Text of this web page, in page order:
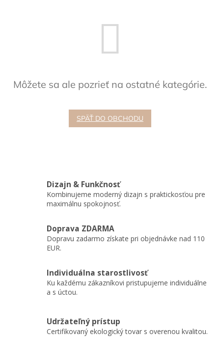
Hračky
Môžete sa ale pozrieť na ostatné kategórie.
SPÄŤ DO OBCHODU
Dizajn & Funkčnosť
Kombinujeme moderný dizajn s praktickosťou pre
maximálnu spokojnosť.
Doprava ZDARMA
Dopravu zadarmo získate pri objednávke nad 110
EUR.
Individuálna starostlivosť
Ku každému zákazníkovi pristupujeme individuálne
a s úctou.
Udržateľný prístup
Certifikovaný ekologický tovar s overenou kvalitou.